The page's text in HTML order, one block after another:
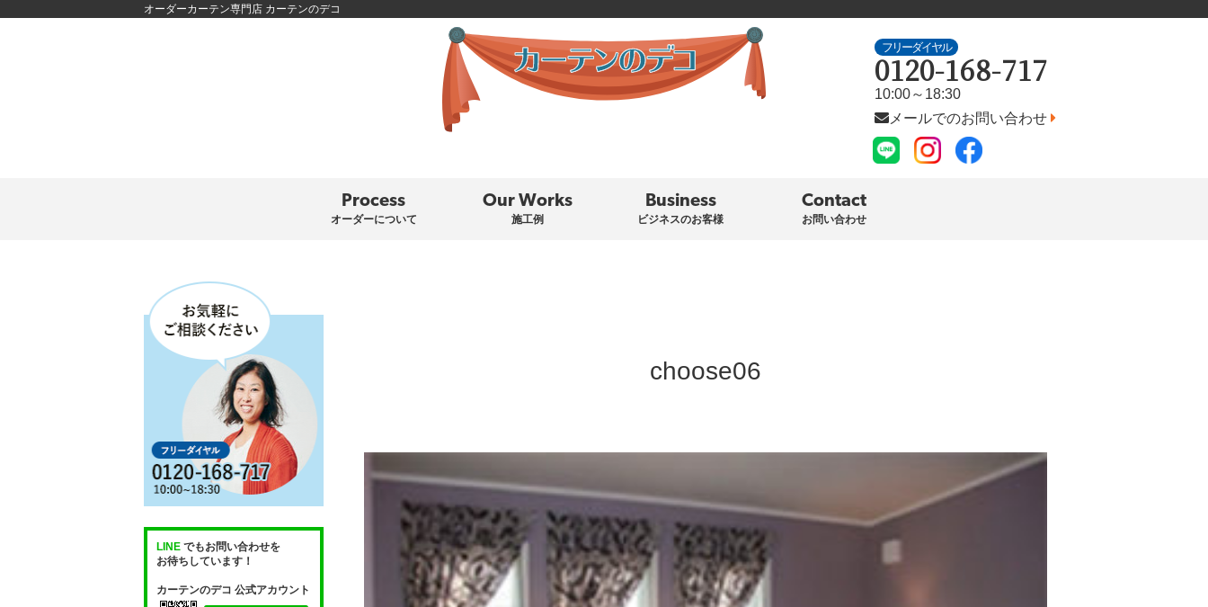
オーダーカーテン専門店 カーテンのデコ
フリーダイヤル
0120-168-717
10:00～18:30
メールでのお問い合わせ
Process
オーダーについて
Our Works
施工例
Business
ビジネスのお客様
Contact
お問い合わせ
choose06
LINEでもお問い合わせを
お待ちしています！
カーテンのデコ 公式アカウント